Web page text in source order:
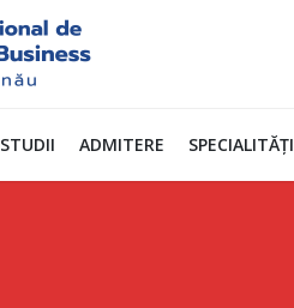
STUDII ADMITERE SPECIALITĂȚI